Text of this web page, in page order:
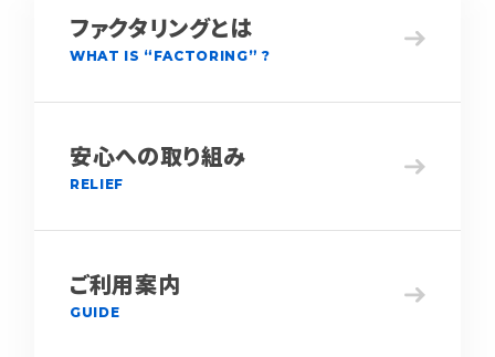
ファクタリングとは
WHAT IS “FACTORING” ?
安心への取り組み
RELIEF
ご利用案内
GUIDE